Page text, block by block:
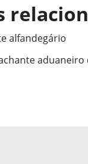
alfandegário
aduaneiro